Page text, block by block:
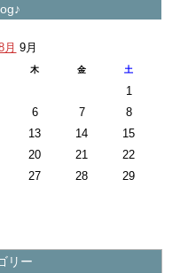
月 9月
木 金 土
1
6 7
8
13 14
15
20 21
22
27 28
29
リー